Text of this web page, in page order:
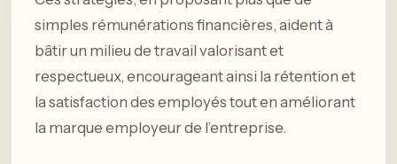
simples rémunérations financières, aident à
bâtir un milieu de travail valorisant et
respectueux, encourageant ainsi la rétention et
la satisfaction des employés tout en améliorant
la marque employeur de l’entreprise.